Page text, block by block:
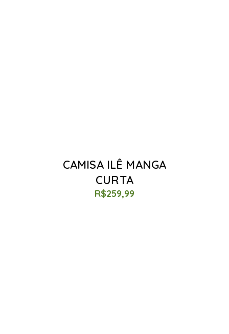
CAMISA ILÊ MANGA
CURTA
R$259,99